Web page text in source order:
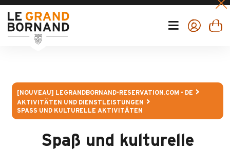
[NOUVEAU] LEGRANDBORNAND-RESERVATION.COM - DE
AKTIVITÄTEN UND DIENSTLEISTUNGEN
SPASS UND KULTURELLE AKTIVITÄTEN
Spaß und kulturelle